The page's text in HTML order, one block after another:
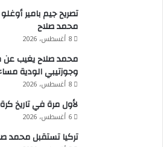
تصريح جيم بامير
محمد صلاح
8 أغسطس، 2026
محمد صلاح يغيب عن
وجوزتيبي الودية
8 أغسطس، 2026
لأول مرة في تاريخ
6 أغسطس، 2026
تركيا تستقبل محمد